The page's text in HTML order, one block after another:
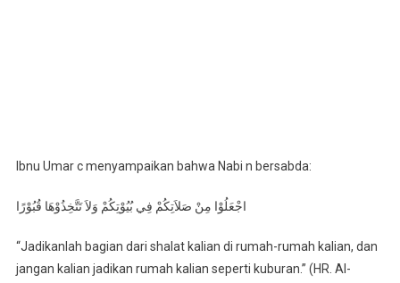
Ibnu Umar c menyampaikan bahwa Nabi n bersabda:
اجْعَلُوْا مِنْ صَلاَتِكُمْ فِي بُيُوْتِكُمْ وَلاَ تَتَّخِذُوْهَا قُبُوْرًا
“Jadikanlah bagian dari shalat kalian di rumah-rumah kalian, dan
jangan kalian jadikan rumah kalian seperti kuburan.” (HR. Al-